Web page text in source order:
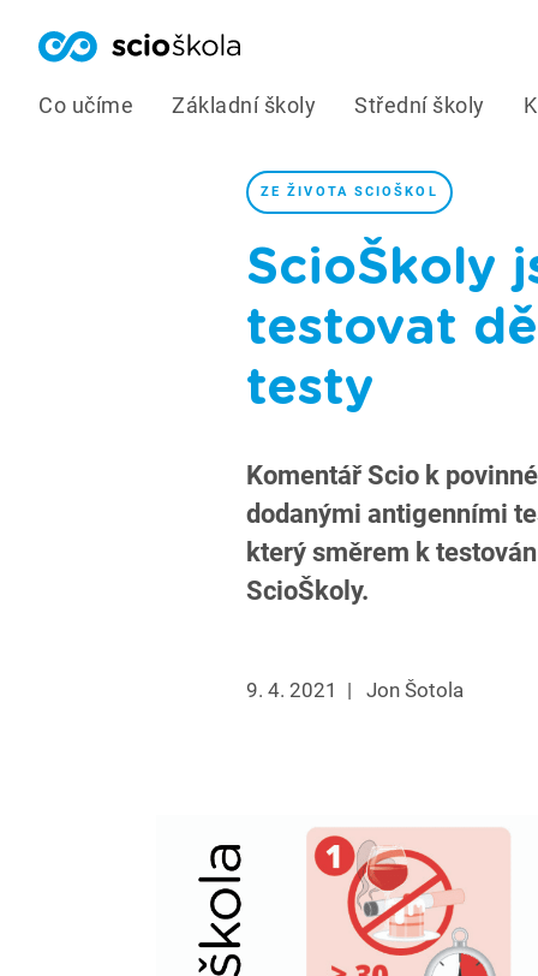
Co učíme Základní školy Střední školy
ZE ŽIVOTA SCIOŠKOL
ScioŠkoly
testovat
testy
Komentář Scio k
dodanými antigenními
který směrem k
ScioŠkoly.
9. 4. 2021 | Jon Šotola